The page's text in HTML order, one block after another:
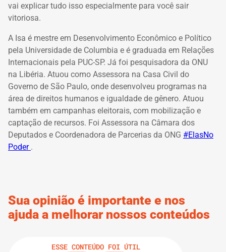
vai explicar tudo isso especialmente para você sair
vitoriosa.
A Isa é mestre em Desenvolvimento Econômico e Político
pela Universidade de Columbia e é graduada em Relações
Internacionais pela PUC-SP. Já foi pesquisadora da ONU
na Libéria. Atuou como Assessora na Casa Civil do
Governo de São Paulo, onde desenvolveu programas na
área de direitos humanos e igualdade de gênero. Atuou
também em campanhas eleitorais, com mobilização e
captação de recursos. Foi Assessora na Câmara dos
Deputados e Coordenadora de Parcerias da ONG #ElasNo
Poder .
Sua opinião é importante e nos
ajuda a melhorar nossos conteúdos
ESSE CONTEÚDO FOI ÚTIL